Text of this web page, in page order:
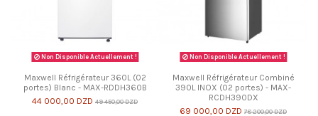
Non Disponible Actuellement !
Maxwell Réfrigérateur 360L (02
portes) Blanc - MAX-RDDH360B
44 000,00 DZD 49 450,00 DZD
Non Disponible Actuellement !
Maxwell Réfrigérateur Combiné
390L INOX (02 portes) - MAX-
RCDH390DX
69 000,00 DZD 78 200,00 DZD